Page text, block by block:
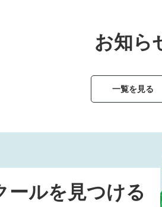
お知ら
一覧を見る
ールを見つける